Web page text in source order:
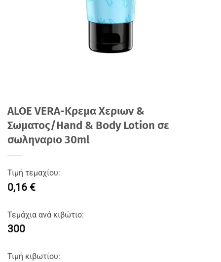
ALOE VERA-Kρεμα Χεριων &
Σωματος/Hand & Body Lotion σε
σωληναριο 30ml
Τιμή τεμαχίου:
0,16 €
Τεμάχια ανά κιβώτιο:
300
Τιμή κιβωτίου: